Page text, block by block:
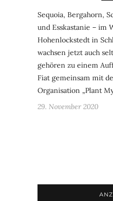
Sequoia, Bergahorn,
und Esskastanie – im
Hohenlockstedt in
wachsen jetzt auch
gehören zu einem
Fiat gemeinsam mit
Organisation „Plant
29. November 2020